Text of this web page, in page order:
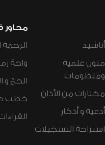
أناشيد
متون علمية
ومنظومات
مختارات من الأذان
أدعية و أذكار
استراحة التسجيلات
محاور
الرحمة
واحة
الحج و
خطب